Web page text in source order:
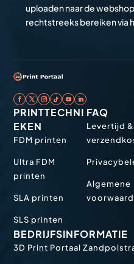
uploaden naar de
rechtstreeks bereiken via
PRINTTECHNI
EKEN
FDM printen
Ultra FDM
printen
SLA printen
SLS printen
FAQ
Levertijd &
Algemene
BEDRIJFSINFORMATIE
3D Print Portaal